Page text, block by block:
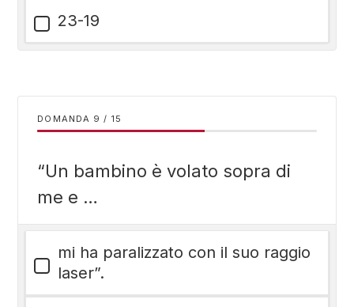
23-19
DOMANDA / 15
“Un bambino è volato sopra di
me e …
mi ha paralizzato con il suo raggio
laser”.